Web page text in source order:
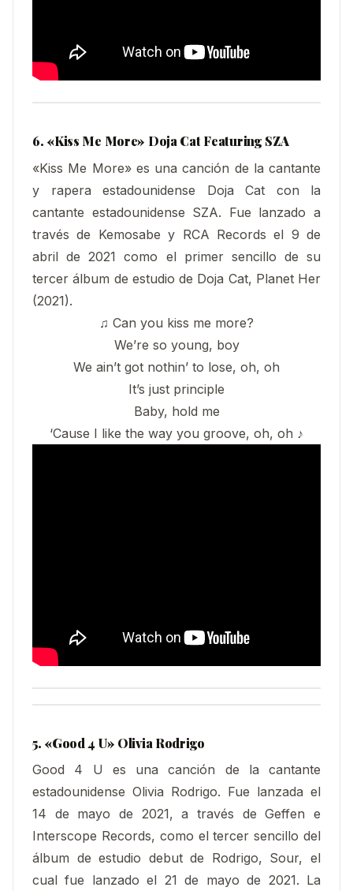
6. «Kiss Me More» Doja Cat Featuring SZA
«Kiss Me More» es una canción de la cantante
y rapera estadounidense Doja Cat con la
cantante estadounidense SZA. Fue lanzado a
través de Kemosabe y RCA Records el 9 de
abril de 2021 como el primer sencillo de su
tercer álbum de estudio de Doja Cat, Planet Her
(2021).
♫ Can you kiss me more?
We’re so young, boy
We ain’t got nothin’ to lose, oh, oh
It’s just principle
Baby, hold me
‘Cause I like the way you groove, oh, oh ♪
5. «Good 4 U» Olivia Rodrigo
Good 4 U es una canción de la cantante
estadounidense Olivia Rodrigo. Fue lanzada el
14 de mayo de 2021, a través de Geffen e
Interscope Records, como el tercer sencillo del
álbum de estudio debut de Rodrigo, Sour, el
cual fue lanzado el 21 de mayo de 2021. La